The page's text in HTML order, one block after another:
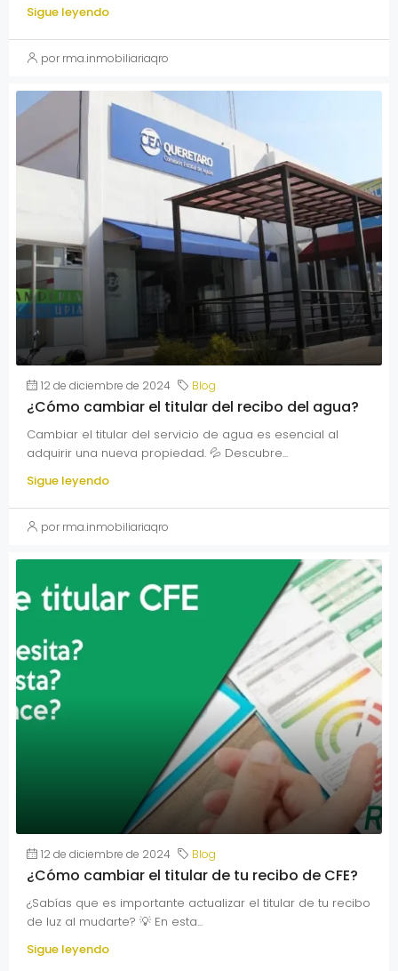
Sigue leyendo
por rma.inmobiliariaqro
12 de diciembre de 2024 Blog
¿Cómo cambiar el titular del recibo del agua?
Cambiar el titular del servicio de agua es esencial al
adquirir una nueva propiedad. 💦 Descubre...
Sigue leyendo
por rma.inmobiliariaqro
12 de diciembre de 2024 Blog
¿Cómo cambiar el titular de tu recibo de CFE?
¿Sabías que es importante actualizar el titular de tu recibo
de luz al mudarte? 💡 En esta...
Sigue leyendo